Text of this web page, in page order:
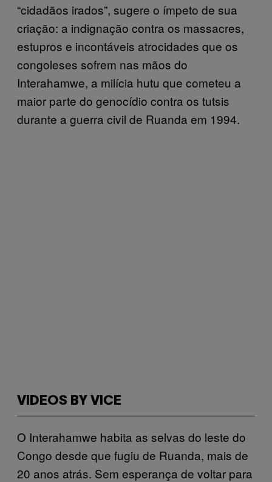
“cidadãos irados”, sugere o ímpeto de sua
criação: a indignação contra os massacres,
estupros e incontáveis atrocidades que os
congoleses sofrem nas mãos do
Interahamwe, a milícia hutu que cometeu a
maior parte do genocídio contra os tutsis
durante a guerra civil de Ruanda em 1994.
VIDEOS BY VICE
O Interahamwe habita as selvas do leste do
Congo desde que fugiu de Ruanda, mais de
20 anos atrás. Sem esperança de voltar para